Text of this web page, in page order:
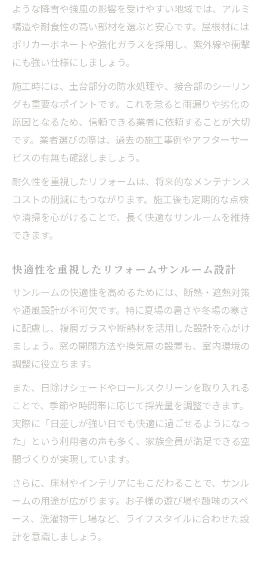
ような降雪や強風の影響を受けやすい地域では、アルミ
構造や耐食性の高い部材を選ぶと安心です。屋根材には
ポリカーボネートや強化ガラスを採用し、紫外線や衝撃
にも強い仕様にしましょう。
施工時には、土台部分の防水処理や、接合部のシーリン
グも重要なポイントです。これを怠ると雨漏りや劣化の
原因となるため、信頼できる業者に依頼することが大切
です。業者選びの際は、過去の施工事例やアフターサー
ビスの有無も確認しましょう。
耐久性を重視したリフォームは、将来的なメンテナンス
コストの削減にもつながります。施工後も定期的な点検
や清掃を心がけることで、長く快適なサンルームを維持
できます。
快適性を重視したリフォームサンルーム設計
サンルームの快適性を高めるためには、断熱・遮熱対策
や通風設計が不可欠です。特に夏場の暑さや冬場の寒さ
に配慮し、複層ガラスや断熱材を活用した設計を心がけ
ましょう。窓の開閉方法や換気扇の設置も、室内環境の
調整に役立ちます。
また、日除けシェードやロールスクリーンを取り入れる
ことで、季節や時間帯に応じて採光量を調整できます。
実際に「日差しが強い日でも快適に過ごせるようになっ
た」という利用者の声も多く、家族全員が満足できる空
間づくりが実現しています。
さらに、床材やインテリアにもこだわることで、サンル
ームの用途が広がります。お子様の遊び場や趣味のスペ
ース、洗濯物干し場など、ライフスタイルに合わせた設
計を意識しましょう。